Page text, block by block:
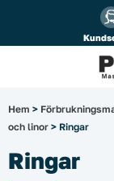
Arbetsplats
El & belysning
Hem >
och linor > Ringar
Ringar